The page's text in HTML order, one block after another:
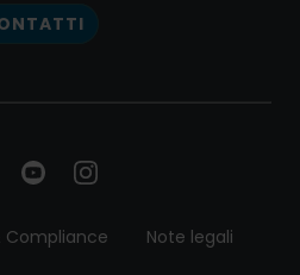
Compliance
Note legali